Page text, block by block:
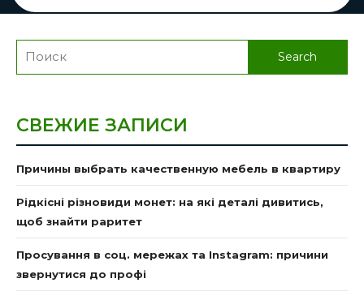
for:
Search
СВЕЖИЕ ЗАПИСИ
Причины выбрать качественную мебель в квартиру
Рідкісні різновиди монет: на які деталі дивитись,
щоб знайти раритет
Просування в соц. мережах та Instagram: причини
звернутися до профі